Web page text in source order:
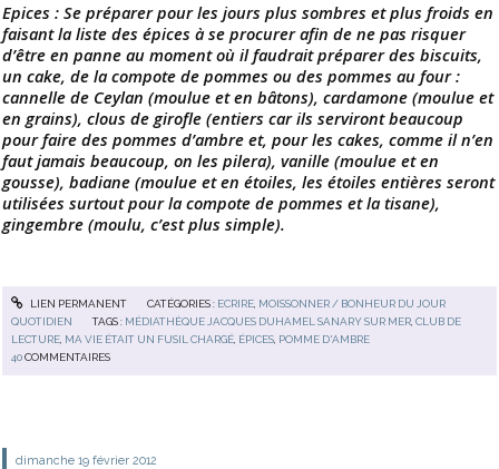
Epices : Se préparer pour les jours plus sombres et plus froids en
faisant la liste des épices à se procurer afin de ne pas risquer
d’être en panne au moment où il faudrait préparer des biscuits,
un cake, de la compote de pommes ou des pommes au four :
cannelle de Ceylan (moulue et en bâtons), cardamone (moulue et
en grains), clous de girofle (entiers car ils serviront beaucoup
pour faire des pommes d’ambre et, pour les cakes, comme il n’en
faut jamais beaucoup, on les pilera), vanille (moulue et en
gousse), badiane (moulue et en étoiles, les étoiles entières seront
utilisées surtout pour la compote de pommes et la tisane),
gingembre (moulu, c’est plus simple).
LIEN PERMANENT CATÉGORIES : ECRIRE, MOISSONNER / BONHEUR DU JOUR
QUOTIDIEN
TAGS : MÉDIATHÈQUE JACQUES DUHAMEL SANARY SUR MER ,CLUB DE
LECTURE MA VIE ÉTAIT UN FUSIL CHARGÉ ÉPICES POMME D'AMBRE
40COMMENTAIRES
dimanche 19 février 2012